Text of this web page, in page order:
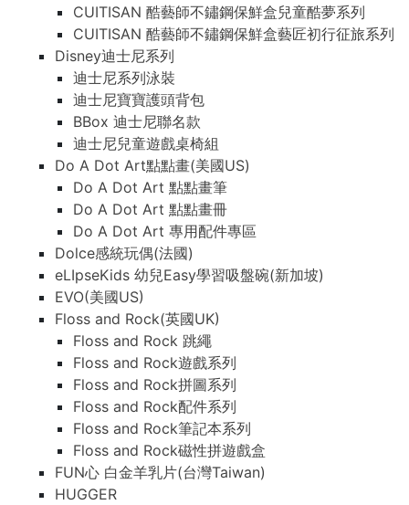
CUITISAN 酷藝師不鏽鋼保鮮盒兒童酷夢系列
CUITISAN 酷藝師不鏽鋼保鮮盒藝匠初行征旅系列
Disney迪士尼系列
迪士尼系列泳裝
迪士尼寶寶護頭背包
BBox 迪士尼聯名款
迪士尼兒童遊戲桌椅組
Do A Dot Art點點畫(美國US)
Do A Dot Art 點點畫筆
Do A Dot Art 點點畫冊
Do A Dot Art 專用配件專區
Dolce感統玩偶(法國)
eLIpseKids 幼兒Easy學習吸盤碗(新加坡)
EVO(美國US)
Floss and Rock(英國UK)
Floss and Rock 跳繩
Floss and Rock遊戲系列
Floss and Rock拼圖系列
Floss and Rock配件系列
Floss and Rock筆記本系列
Floss and Rock磁性拼遊戲盒
FUN心 白金羊乳片(台灣Taiwan)
HUGGER